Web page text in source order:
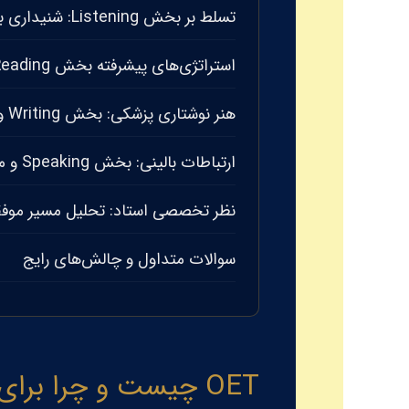
تسلط بر بخش Listening: شنیداری با دقت جراحی
استراتژی‌های پیشرفته بخش Reading: مدیریت زمان و درک عمیق
هنر نوشتاری پزشکی: بخش Writing و نامه‌های ارجاع
ارتباطات بالینی: بخش Speaking و مدیریت بیمار
نظر تخصصی استاد: تحلیل مسیر
سوالات متداول و چالش‌های رایج
OET چیست و چرا برای دندانپزشکان در سال ۲۰۲۶ حیاتی است؟